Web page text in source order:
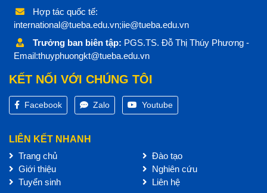
Hợp tác quốc tế:
international@tueba.edu.vn;iie@tueba.edu.vn
Trưởng ban biên tập: PGS.TS. Đỗ Thị Thúy Phương -
Email:thuyphuongkt@tueba.edu.vn
KẾT NỐI VỚI CHÚNG TÔI
Facebook Zalo Youtube
LIÊN KẾT NHANH
Trang chủ
Giới thiệu
Tuyển sinh
Đào tạo
Nghiên cứu
Liên hệ